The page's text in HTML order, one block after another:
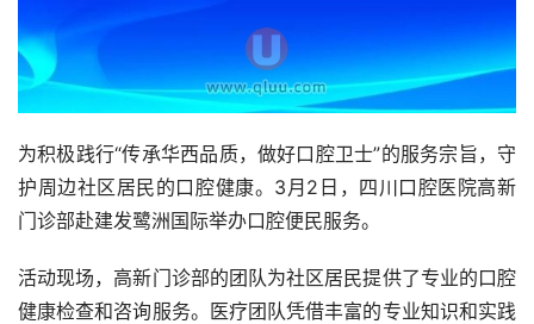
为积极践行“传承华西品质，做好口腔卫士”的服务宗旨，守
护周边社区居民的口腔健康。3月2日，四川口腔医院高新
门诊部赴建发鹭洲国际举办口腔便民服务。
活动现场，高新门诊部的团队为社区居民提供了专业的口腔
健康检查和咨询服务。医疗团队凭借丰富的专业知识和实践